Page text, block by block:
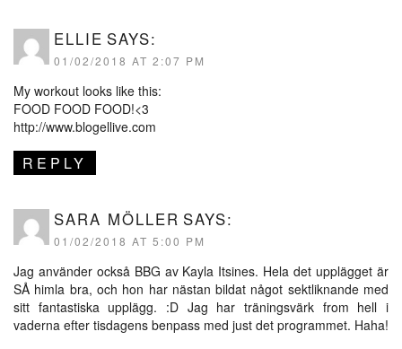
ELLIE SAYS:
01/02/2018 AT 2:07 PM
My workout looks like this:
FOOD FOOD FOOD!<3
http://www.blogellive.com
REPLY
SARA MÖLLER SAYS:
01/02/2018 AT 5:00 PM
Jag använder också BBG av Kayla Itsines. Hela det upplägget är
SÅ himla bra, och hon har nästan bildat något sektliknande med
sitt fantastiska upplägg. :D Jag har träningsvärk from hell i
vaderna efter tisdagens benpass med just det programmet. Haha!